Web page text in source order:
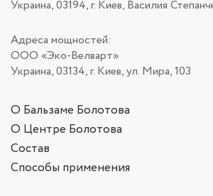
Украина, 03194, г. Киев, Василия
Адреса мощностей:
ООО «Эко-Велварт»
Украина, 03134, г. Киев, ул. Мира, 103
О Бальзаме Болотова
О Центре Болотова
Состав
Способы применения